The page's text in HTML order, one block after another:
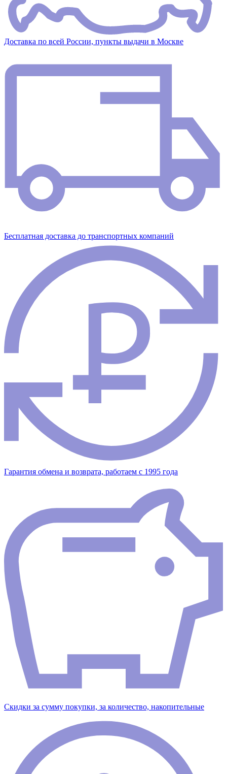
Доставка по всей России, пункты выдачи в Москве
Бесплатная доставка до транспортных компаний
Гарантия обмена и возврата, работаем с 1995 года
Скидки за сумму покупки, за количество, накопительные